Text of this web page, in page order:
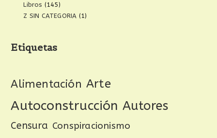
Libros (145)
Z SIN CATEGORIA (1)
Etiquetas
Alimentación Arte
Autoconstrucción Autores
Censura Conspiracionismo